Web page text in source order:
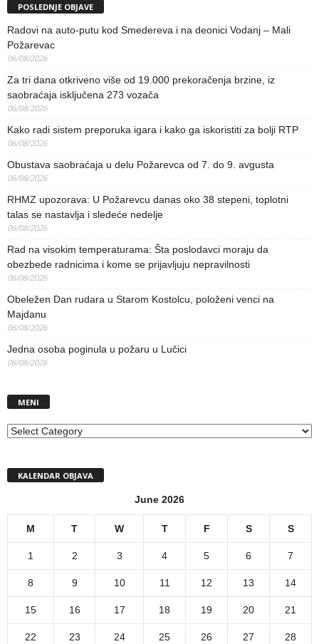
POSLEDNJE OBJAVE
Radovi na auto-putu kod Smedereva i na deonici Vodanj – Mali
Požarevac
06/08/2026
Za tri dana otkriveno više od 19.000 prekoračenja brzine, iz
saobraćaja isključena 273 vozača
06/08/2026
Kako radi sistem preporuka igara i kako ga iskoristiti za bolji RTP
06/08/2026
Obustava saobraćaja u delu Požarevca od 7. do 9. avgusta
06/08/2026
RHMZ upozorava: U Požarevcu danas oko 38 stepeni, toplotni
talas se nastavlja i sledeće nedelje
06/08/2026
Rad na visokim temperaturama: Šta poslodavci moraju da
obezbede radnicima i kome se prijavljuju nepravilnosti
06/08/2026
Obeležen Dan rudara u Starom Kostolcu, položeni venci na
Majdanu
06/08/2026
Jedna osoba poginula u požaru u Lučici
06/08/2026
MENI
MENI
KALENDAR OBJAVA
June 2026
M T W T F S S
1 2 3 4 5 6 7
8 9 10 11 12 13 14
15 16 17 18 19 20 21
22 23 24 25 26 27 28